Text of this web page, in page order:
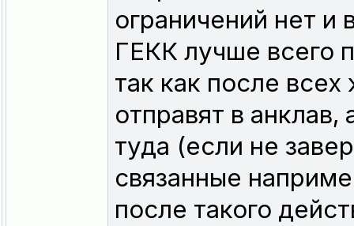
ограничений нет и
ГЕКК лучше всего
так как после
отправят в
туда (если не
связанные
после такого